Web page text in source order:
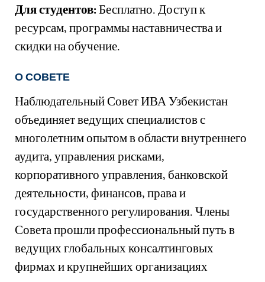
Для студентов:Бесплатно. Доступ к
ресурсам, программы наставничества и
скидки на обучение.
О СОВЕТЕ
Наблюдательный Совет ИВА Узбекистан
объединяет ведущих специалистов с
многолетним опытом в области внутреннего
аудита, управления рисками,
корпоративного управления, банковской
деятельности, финансов, права и
государственного регулирования. Члены
Совета прошли профессиональный путь в
ведущих глобальных консалтинговых
фирмах и крупнейших организациях